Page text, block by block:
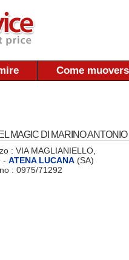
Come
MAGIC DI MARINO ANTONIO
: VIA MAGLIANIELLO,
- ATENA LUCANA (SA)
: 0975/71292